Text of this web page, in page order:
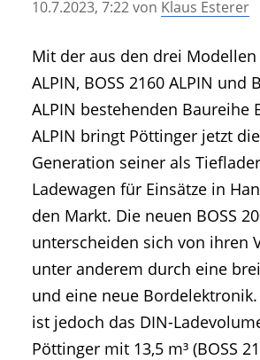
• Geschichte und Geschichten
• Mitteilung der Redaktion
• Agritechnica Neuheiten
• Artikel nach Hersteller/
10.7.2023, 7:22von Klaus Esterer
Mit der aus den drei Modellen
ALPIN, BOSS 2160 ALPIN und
ALPIN bestehenden Baureihe
ALPIN bringt Pöttinger jetzt
Generation seiner als
Ladewagen für Einsätze in
den Markt. Die neuen BOSS
unterscheiden sich von ihren
unter anderem durch eine
und eine neue
ist jedoch das DIN-
Pöttinger mit 13,5 m³ (BOSS